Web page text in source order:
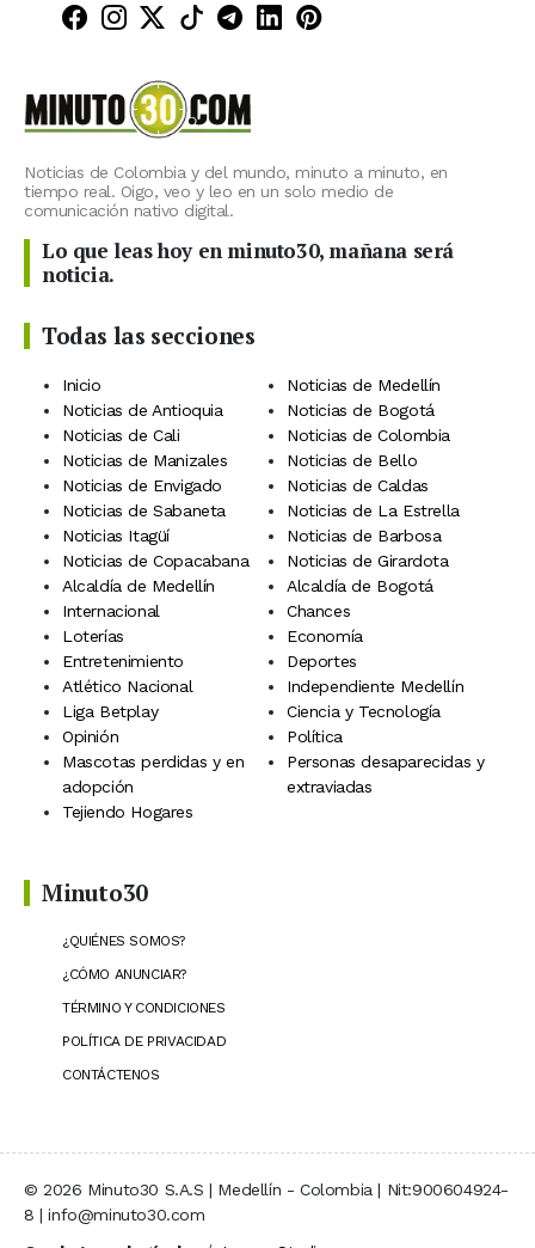
Minuto30 en Facebook
Minuto30 en Instagram
Minuto30 en X (Twitter)
Minuto30 en TikTok
Canal de Minuto30 en
Minuto30 en LinkedIn
Minuto30 en
Noticias de Colombia y del mundo, minuto a minuto, en
tiempo real. Oigo, veo y leo en un solo medio de
comunicación nativo digital.
Lo que leas hoy en minuto30, mañana será
noticia.
Todas las secciones
Inicio
Noticias de Medellín
Noticias de Antioquia
Noticias de Bogotá
Noticias de Cali
Noticias de Colombia
Noticias de Manizales
Noticias de Bello
Noticias de Envigado
Noticias de Caldas
Noticias de Sabaneta
Noticias de La Estrella
Noticias Itagüí
Noticias de Barbosa
Noticias de Copacabana
Noticias de Girardota
Alcaldía de Medellín
Alcaldía de Bogotá
Internacional
Chances
Loterías
Economía
Entretenimiento
Deportes
Atlético Nacional
Independiente Medellín
Liga Betplay
Ciencia y Tecnología
Opinión
Política
Mascotas perdidas y en
adopción
Personas desaparecidas y
extraviadas
Tejiendo Hogares
Minuto30
¿QUIÉNES SOMOS?
¿CÓMO ANUNCIAR?
TÉRMINO Y CONDICIONES
POLÍTICA DE PRIVACIDAD
CONTÁCTENOS
© 2026 Minuto30 S.A.S | Medellín - Colombia | Nit:900604924-
8 | info@minuto30.com